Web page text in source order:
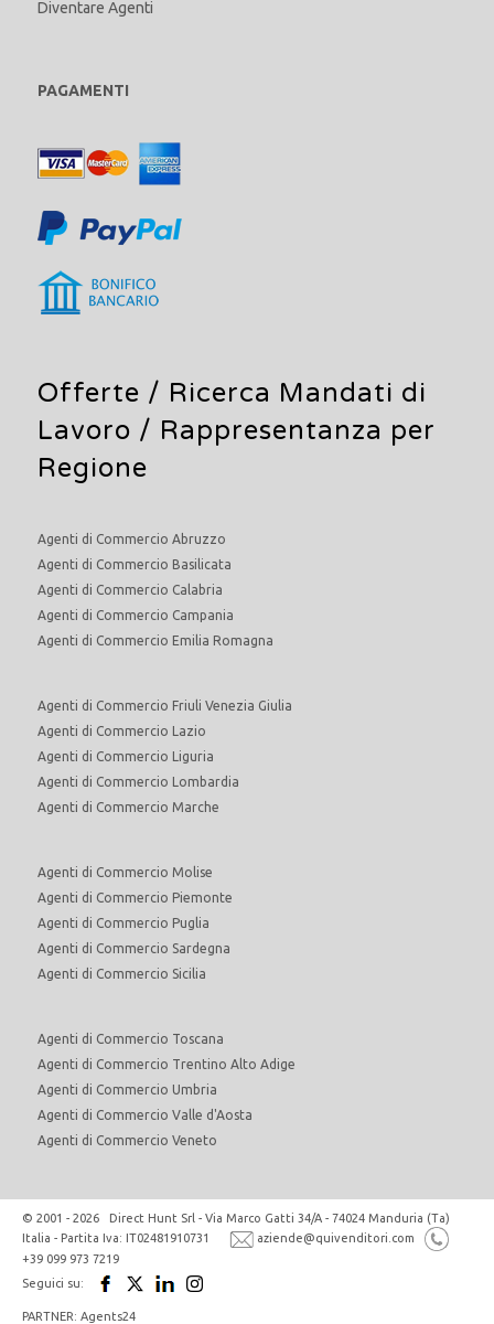
Diventare Agenti
PAGAMENTI
Offerte / Ricerca Mandati di
Lavoro / Rappresentanza per
Regione
Agenti di Commercio Abruzzo
Agenti di Commercio Basilicata
Agenti di Commercio Calabria
Agenti di Commercio Campania
Agenti di Commercio Emilia Romagna
Agenti di Commercio Friuli Venezia Giulia
Agenti di Commercio Lazio
Agenti di Commercio Liguria
Agenti di Commercio Lombardia
Agenti di Commercio Marche
Agenti di Commercio Molise
Agenti di Commercio Piemonte
Agenti di Commercio Puglia
Agenti di Commercio Sardegna
Agenti di Commercio Sicilia
Agenti di Commercio Toscana
Agenti di Commercio Trentino Alto Adige
Agenti di Commercio Umbria
Agenti di Commercio Valle d'Aosta
Agenti di Commercio Veneto
© 2001 - 2026 Direct Hunt Srl - Via Marco Gatti 34/A - 74024 Manduria (Ta)
Italia - Partita Iva: IT02481910731
aziende@quivenditori.com
+39 099 973 7219
Seguici su:
PARTNER: Agents24